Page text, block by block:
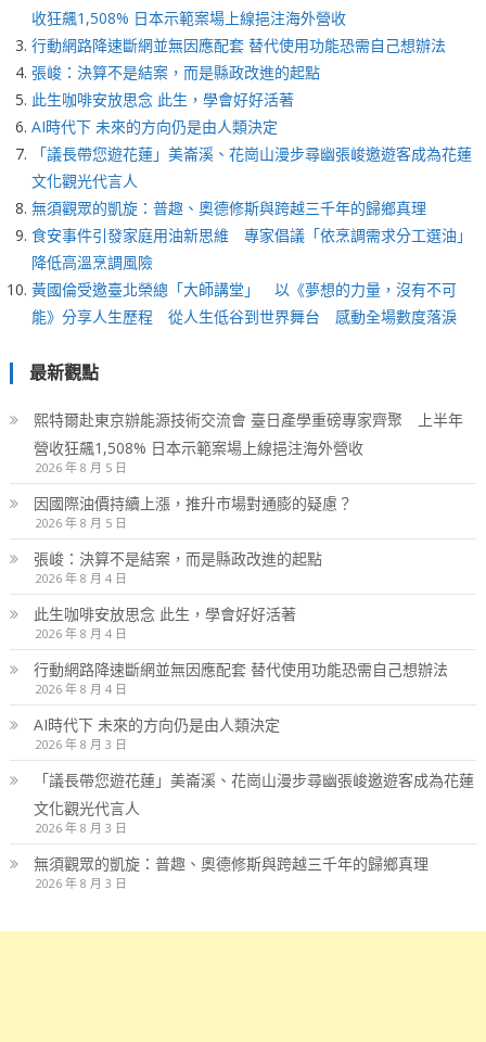
收狂飆1,508% 日本示範案場上線挹注海外營收
行動網路降速斷網並無因應配套 替代使用功能恐需自己想辦法
張峻：決算不是結案，而是縣政改進的起點
此生咖啡安放思念 此生，學會好好活著
AI時代下 未來的方向仍是由人類決定
「議長帶您遊花蓮」美崙溪、花崗山漫步尋幽張峻邀遊客成為花蓮
文化觀光代言人
無須觀眾的凱旋：普趣、奧德修斯與跨越三千年的歸鄉真理
食安事件引發家庭用油新思維 專家倡議「依烹調需求分工選油」
降低高溫烹調風險
黃國倫受邀臺北榮總「大師講堂」 以《夢想的力量，沒有不可
能》分享人生歷程 從人生低谷到世界舞台 感動全場數度落淚
最新觀點
熙特爾赴東京辦能源技術交流會 臺日產學重磅專家齊聚 上半年
營收狂飆1,508% 日本示範案場上線挹注海外營收
2026 年 8 月 5 日
因國際油價持續上漲，推升市場對通膨的疑慮？
2026 年 8 月 5 日
張峻：決算不是結案，而是縣政改進的起點
2026 年 8 月 4 日
此生咖啡安放思念 此生，學會好好活著
2026 年 8 月 4 日
行動網路降速斷網並無因應配套 替代使用功能恐需自己想辦法
2026 年 8 月 4 日
AI時代下 未來的方向仍是由人類決定
2026 年 8 月 3 日
「議長帶您遊花蓮」美崙溪、花崗山漫步尋幽張峻邀遊客成為花蓮
文化觀光代言人
2026 年 8 月 3 日
無須觀眾的凱旋：普趣、奧德修斯與跨越三千年的歸鄉真理
2026 年 8 月 3 日